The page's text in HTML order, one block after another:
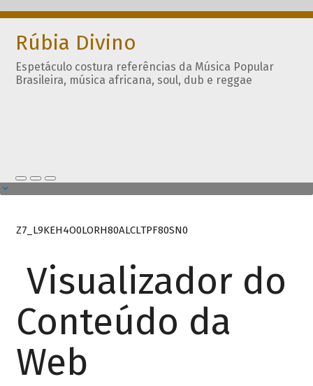
Rúbia Divino
Espetáculo costura referências da Música Popular
Brasileira, música africana, soul, dub e reggae
Z7_L9KEH4O0LORH80ALCLTPF80SN0
Visualizador do
Conteúdo da
Web